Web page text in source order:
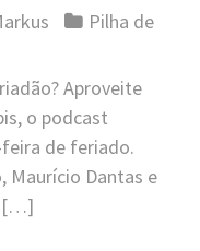
Pilha de
Aproveite
o podcast
de feriado.
Maurício Dantas e
[…]